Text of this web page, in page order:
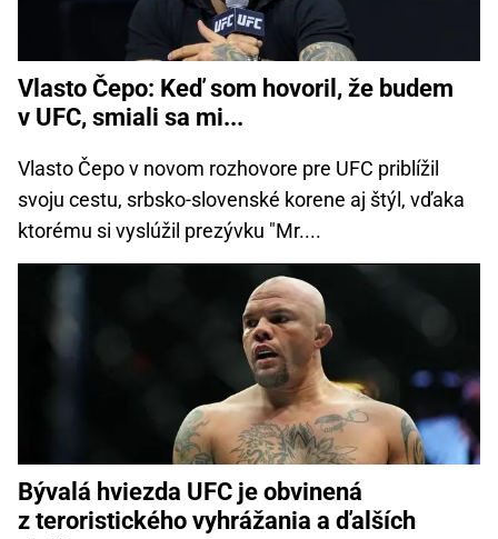
Vlasto Čepo: Keď som hovoril, že budem
v UFC, smiali sa mi...
Vlasto Čepo v novom rozhovore pre UFC priblížil
svoju cestu, srbsko-slovenské korene aj štýl, vďaka
ktorému si vyslúžil prezývku "Mr....
Bývalá hviezda UFC je obvinená
z teroristického vyhrážania a ďalších